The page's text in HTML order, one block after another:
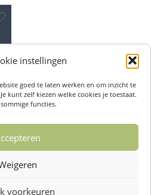
instellingen
goed te laten werken en om inzicht te
kunt zelf kiezen welke cookies je toestaat.
functies.
voorkeuren